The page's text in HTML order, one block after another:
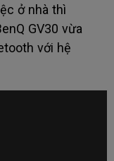
ở nhà thì
GV30 vừa
với hệ